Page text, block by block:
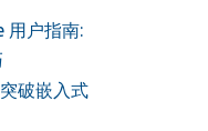
用户指南:
破嵌入式